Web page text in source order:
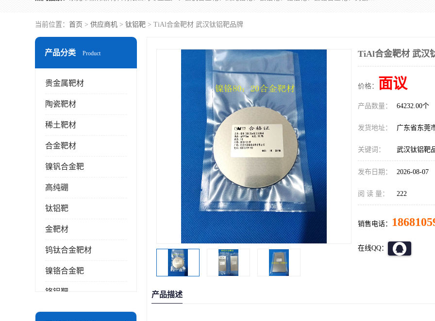
当前位置： 首页 > 供应商机 > 钛铝靶 > TiAl合金靶材 武汉钛铝靶品牌
产品分类 Product
贵金属靶材
陶瓷靶材
稀土靶材
合金靶材
镍钒合金靶
高纯硼
钛铝靶
金靶材
钨钛合金靶材
镍铬合金靶
铬铝靶
三氧化铝靶材
TiAl合金靶材 武汉
价格： 面议
产品数量： 64232.00个
发货地址： 广东省东莞
关键词： 武汉钛铝靶
发布日期： 2026-08-07
阅 读 量： 222
销售电话：
在线QQ：
产品描述